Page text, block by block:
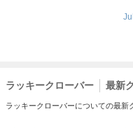
ラッキークローバー 最新
ラッキークローバーについての最新